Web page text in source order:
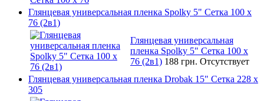
Глянцевая универсальная пленка Spolky 5" Сетка 100 x
76 (2в1)
Глянцевая универсальная
пленка Spolky 5" Сетка 100 x
76 (2в1) 188 грн. Отсутствует
Глянцевая универсальная пленка Drobak 15" Сетка 228 x
305